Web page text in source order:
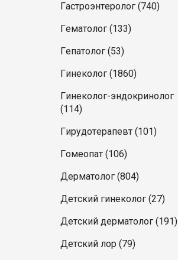
Гастроэнтеролог (740)
Гематолог (133)
Гепатолог (53)
Гинеколог (1860)
Гинеколог-эндокринолог
(114)
Гирудотерапевт (101)
Гомеопат (106)
Дерматолог (804)
Детский гинеколог (27)
Детский дерматолог (191)
Детский лор (79)